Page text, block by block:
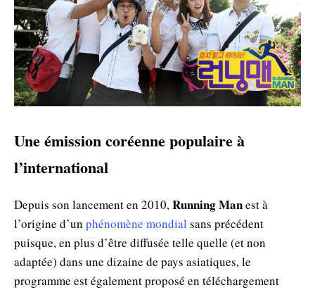
Une émission coréenne populaire à
l’international
Depuis son lancement en 2010,Running Manest à
l’origine d’un phénomène mondial sans précédent
puisque, en plus d’être diffusée telle quelle (et non
adaptée) dans une dizaine de pays asiatiques, le
programme est également proposé en téléchargement